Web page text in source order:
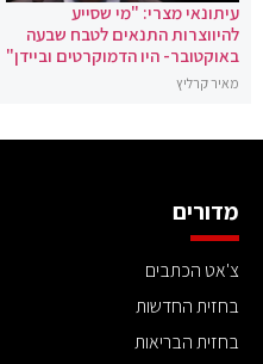
עיתונאי מצרי: "מי שסייע
להיווצרות התנאים לטבח שבעה
באוקטובר- היו הדמוקרטים וביידן"
מאיר קרליץ
מדורים
צ'אט הכתבים
בחזית החדשות
בחזית הבריאות